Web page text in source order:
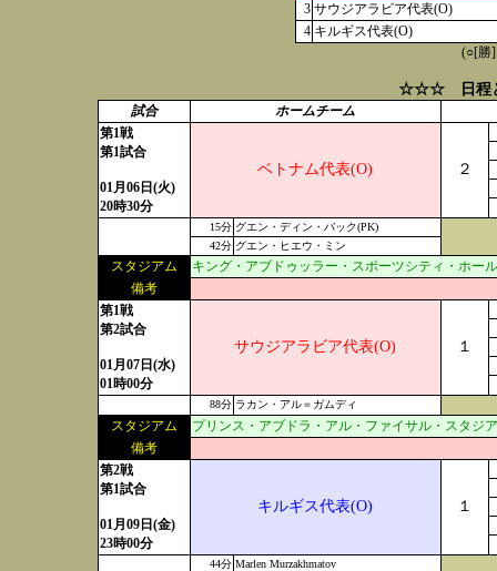
3 サウジアラビア代表(O)
4 キルギス代表(O)
(○[勝
☆☆☆ 日程
試合
ホームチーム
第1戦
第1試合
01月06日(火)
20時30分
ベトナム代表(O) ２
15分 グエン・ディン・バック(PK)
42分 グエン・ヒエウ・ミン
スタジアム
キング・アブドゥッラー・スポーツシティ・ホー
備考
第1戦
第2試合
01月07日(水)
01時00分
サウジアラビア代表(O) １
88分 ラカン・アル＝ガムディ
スタジアム
プリンス・アブドラ・アル・ファイサル・スタジ
備考
第2戦
第1試合
01月09日(金)
23時00分
キルギス代表(O) １
44分 Marlen Murzakhmatov